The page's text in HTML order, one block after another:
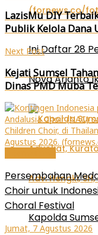
Ini Daftar 28
Nova Arianto
Kapolda
LazisMu DIY
Publik Kelola Dana
Next Post
Kejati Sumsel
Dinas PMD Muba
Persembahan
Choir untuk
Choral Festival
Jumat, 7 Agustus 2026